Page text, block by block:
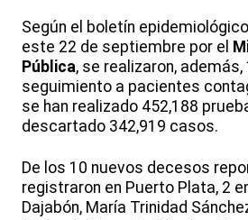
Según el boletín
este 22 de septiembre por el
Pública, se realizaron,
seguimiento a pacientes
se han realizado 452,188
descartado 342,919 casos.
De los 10 nuevos decesos
registraron en Puerto Plata, 2
Dajabón, María Trinidad